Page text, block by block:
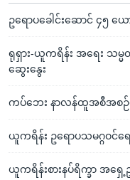
ဥရောပခေါင်းဆောင် ၄၅
ရုရှား-ယူကရိန်း အရေး သမ္မ
ဆွေးနွေး
ကပ်ဘေး နာလန်ထူအစီအစဉ်
ယူကရိန်း ဥရောပသမဂ္ဂဝင်ရ
ယူကရိန်းစားနပ်ရိက္ခာ အရှေ့